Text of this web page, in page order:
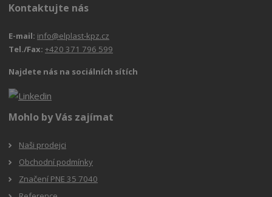
Kontaktujte nás
E-mail: info@elplast-kpz.cz
Tel./Fax:+420 371 796 599
Najdete nás na sociálních sítích
Mohlo by Vás zajímat
Naši prodejci
Obchodní podmínky
Značení PNE 35 7040